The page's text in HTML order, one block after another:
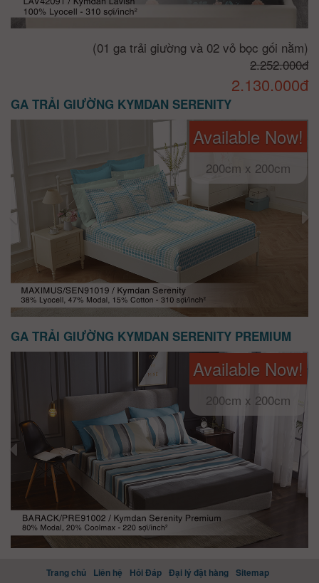
(01 ga trải giường và 02 vỏ bọc gối nằm)
2.252.000đ
2.130.000đ
GA TRẢI GIƯỜNG KYMDAN SERENITY
Available Now!
200cm x 200cm
GA TRẢI GIƯỜNG KYMDAN SERENITY PREMIUM
Available Now!
200cm x 200cm
Trang chủ Liên hệ Hỏi Đáp Đại lý đặt hàng Sitemap